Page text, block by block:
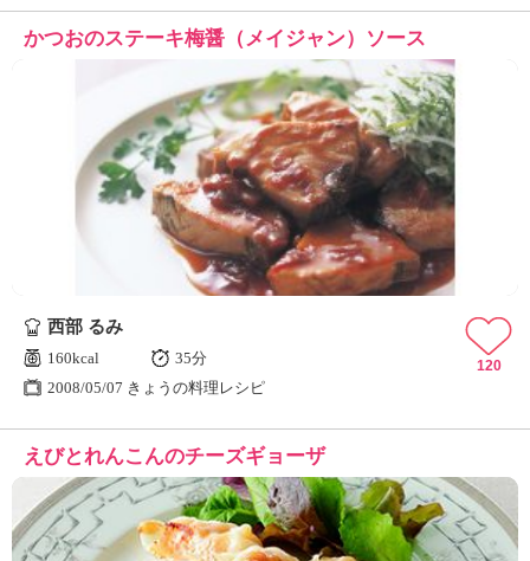
かつおのステーキ梅醤（メイジャン）ソース
西部 るみ
160kcal
35分
2008/05/07 きょうの料理レシピ
120
えびとれんこんのチーズギョーザ